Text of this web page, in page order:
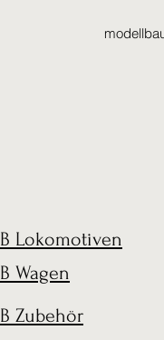
Lokomotiven
Wagen
Zubehör